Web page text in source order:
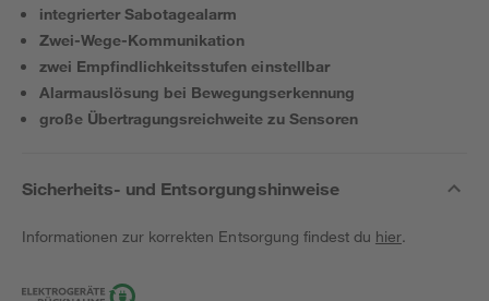
integrierter Sabotagealarm
Zwei-Wege-Kommunikation
zwei Empfindlichkeitsstufen einstellbar
Alarmauslösung bei Bewegungserkennung
große Übertragungsreichweite zu Sensoren
Sicherheits- und Entsorgungshinweise
Informationen zur korrekten Entsorgung findest du hier.